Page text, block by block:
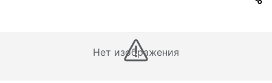
Нет изображения